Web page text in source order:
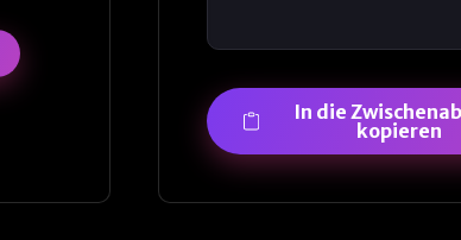
In die
kopieren